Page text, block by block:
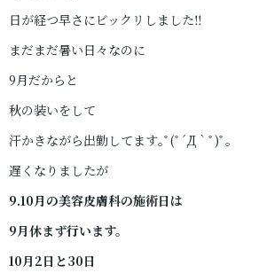
日が経つ早さにビックリしました‼️
まだまだ暑い日々なのに
9月だからと
秋の装いをして
汗かきながら出勤してます｡ﾟ(ﾟ´Д｀ﾟ)ﾟ｡
遅くなりましたが
9.10月の美容皮膚科の施術日は
9月休まず行います。
10月2日と30日